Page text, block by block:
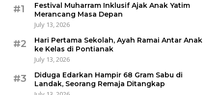
#1
Festival Muharram Inklusif Ajak Anak Yatim
Merancang Masa Depan
July 13, 2026
#2
Hari Pertama Sekolah, Ayah Ramai Antar Anak
ke Kelas di Pontianak
July 13, 2026
#3
Diduga Edarkan Hampir 68 Gram Sabu di
Landak, Seorang Remaja Ditangkap